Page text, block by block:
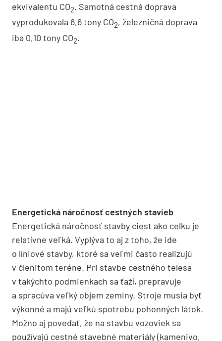
ekvivalentu CO2. Samotná cestná doprava
vyprodukovala 6,6 tony CO2, železničná doprava
iba 0,10 tony CO2.
Energetická náročnosť cestných stavieb
Energetická náročnosť stavby ciest ako celku je
relatívne veľká. Vyplýva to aj z toho, že ide
o líniové stavby, ktoré sa veľmi často realizujú
v členitom teréne. Pri stavbe cestného telesa
v takýchto podmienkach sa ťaží, prepravuje
a spracúva veľký objem zeminy. Stroje musia byť
výkonné a majú veľkú spotrebu pohonných látok.
Možno aj povedať, že na stavbu vozoviek sa
používajú cestné stavebné materiály (kamenivo,